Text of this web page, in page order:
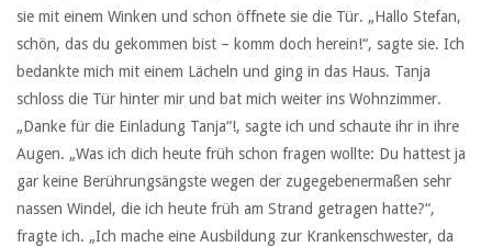
sie mit einem Winken und schon öffnete sie die Tür. „Hallo Stefan,
schön, das du gekommen bist – komm doch herein!“, sagte sie. Ich
bedankte mich mit einem Lächeln und ging in das Haus. Tanja
schloss die Tür hinter mir und bat mich weiter ins Wohnzimmer.
„Danke für die Einladung Tanja“!, sagte ich und schaute ihr in ihre
Augen. „Was ich dich heute früh schon fragen wollte: Du hattest ja
gar keine Berührungsängste wegen der zugegebenermaßen sehr
nassen Windel, die ich heute früh am Strand getragen hatte?“,
fragte ich. „Ich mache eine Ausbildung zur Krankenschwester, da